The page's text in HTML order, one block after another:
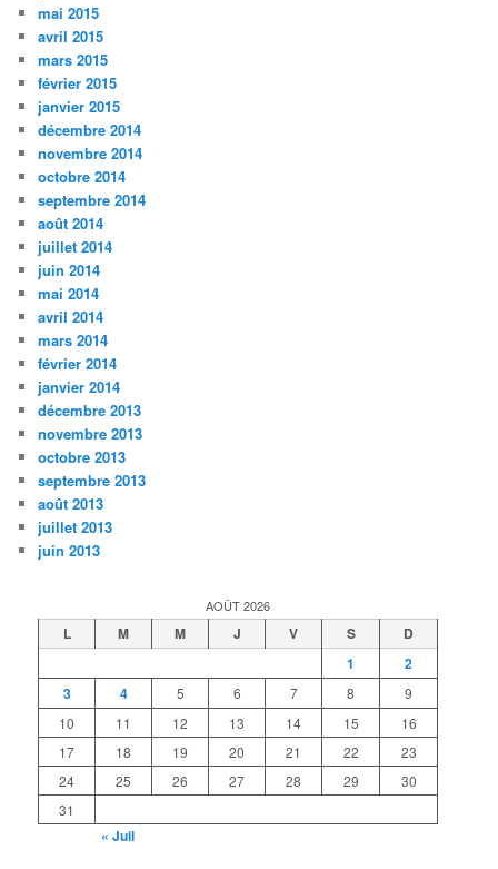
mai 2015
avril 2015
mars 2015
février 2015
janvier 2015
décembre 2014
novembre 2014
octobre 2014
septembre 2014
août 2014
juillet 2014
juin 2014
mai 2014
avril 2014
mars 2014
février 2014
janvier 2014
décembre 2013
novembre 2013
octobre 2013
septembre 2013
août 2013
juillet 2013
juin 2013
AOÛT 2026
L M M J V S
D
1
2
3
4 5 6 7 8
9
10
11 12 13 14 15
16
17
18 19 20 21 22
23
24
25 26 27 28 29
30
31
« Juil